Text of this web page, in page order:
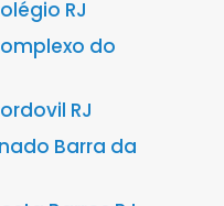
RJ
do
RJ
Barra da